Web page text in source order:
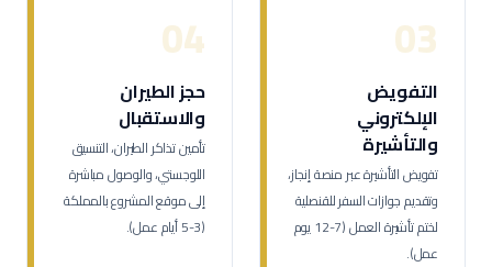
03
التفويض
الإلكتروني
والتأشيرة
تفويض التأشيرة عبر منصة إنجاز،
وتقديم جوازات السفر للقنصلية
لختم تأشيرة العمل (7-12 يوم
عمل).
04
حجز الطيران
والاستقبال
تأمين تذاكر الطيران، التنسيق
اللوجستي، والوصول مباشرة
إلى موقع المشروع بالمملكة
(3-5 أيام عمل).